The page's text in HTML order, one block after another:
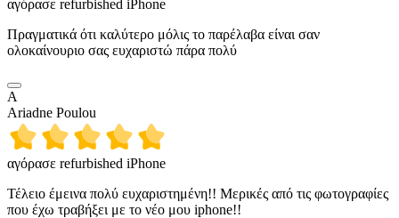
αγόρασε refurbished iPhone
Πραγματικά ότι καλύτερο μόλις το παρέλαβα είναι σαν
ολοκαίνουριο σας ευχαριστώ πάρα πολύ
A
Ariadne Poulou
αγόρασε refurbished iPhone
Τέλειο έμεινα πολύ ευχαριστημένη!! Μερικές από τις φωτογραφίες
που έχω τραβήξει με το νέο μου iphone!!